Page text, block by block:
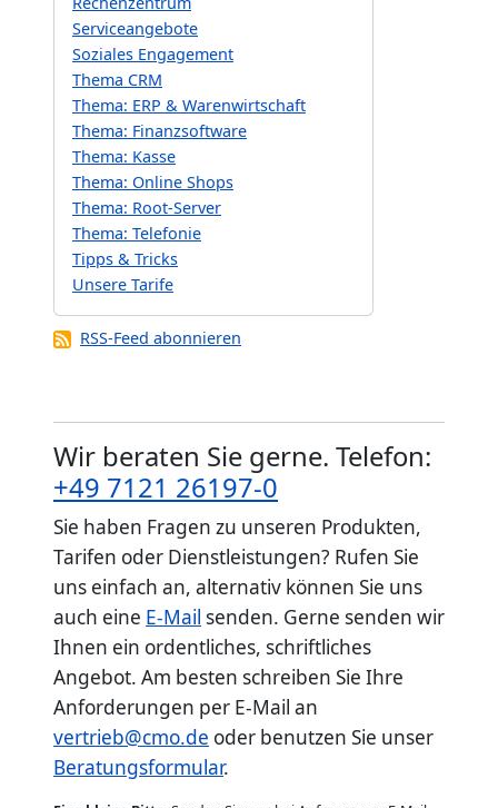
Serviceangebote
Soziales Engagement
Thema CRM
Thema: ERP & Warenwirtschaft
Thema: Finanzsoftware
Thema: Kasse
Thema: Online Shops
Thema: Root-Server
Thema: Telefonie
Tipps & Tricks
Unsere Tarife
RSS-Feed abonnieren
Wir beraten Sie gerne. Telefon:
+49 7121 26197-0
Sie haben Fragen zu unseren Produkten,
Tarifen oder Dienstleistungen? Rufen Sie
uns einfach an, alternativ können Sie uns
auch eine E-Mail senden. Gerne senden wir
Ihnen ein ordentliches, schriftliches
Angebot. Am besten schreiben Sie Ihre
Anforderungen per E-Mail an
vertrieb@cmo.de oder benutzen Sie unser
Beratungsformular.